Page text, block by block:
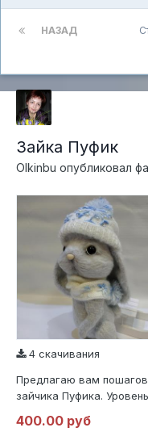
НАЗАД
Зайка Пуфик
Olkinbu опубликовал
4 скачивания
Предлагаю вам
зайчика Пуфика.
ввязываются. Рост
400.00 руб